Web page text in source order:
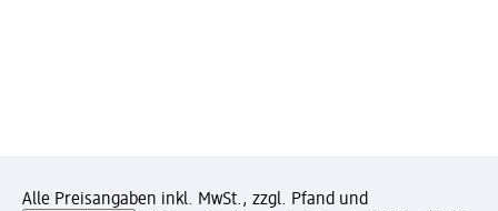
Alle Preisangaben inkl. MwSt., zzgl. Pfand und